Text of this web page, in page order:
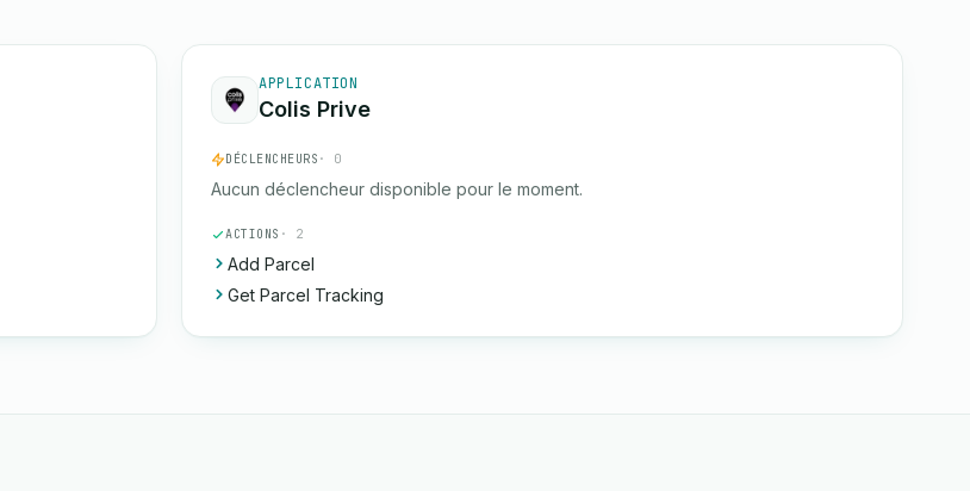
APPLICATION
Colis Prive
DÉCLENCHEURS · 0
Aucun déclencheur disponible pour le moment.
ACTIONS · 2
Add Parcel
Get Parcel Tracking